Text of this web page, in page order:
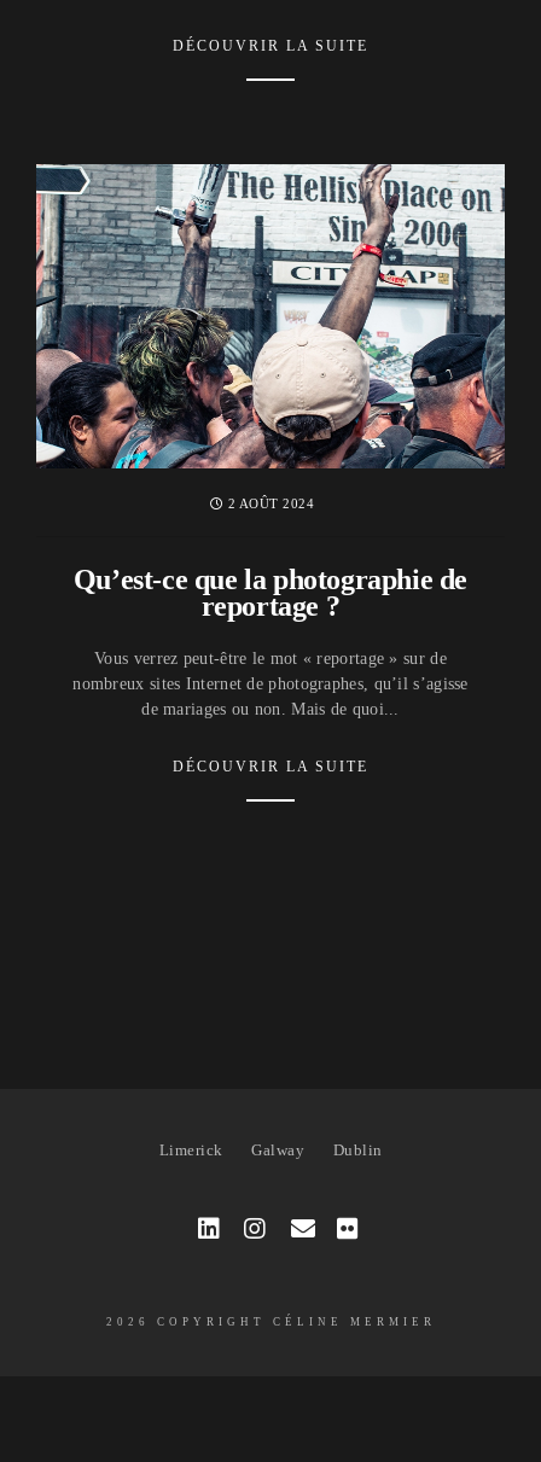
DÉCOUVRIR LA SUITE
2 AOÛT 2024
Qu’est-ce que la photographie de
reportage ?
Vous verrez peut-être le mot « reportage » sur de
nombreux sites Internet de photographes, qu’il s’agisse
de mariages ou non. Mais de quoi...
DÉCOUVRIR LA SUITE
Limerick Galway Dublin
2026 COPYRIGHT CÉLINE MERMIER